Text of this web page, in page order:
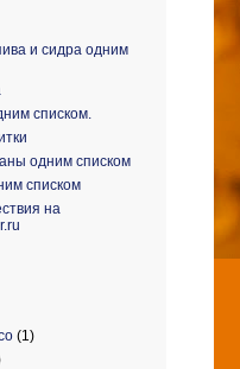
и сидра одним
списком.
одним списком
списком
на
(1)